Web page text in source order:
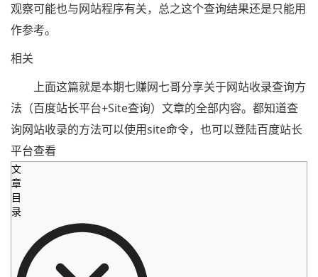
观察可能也与网站程序有关，总之这个查询结果还是只能用
作参考。
相关
上面这篇就是本期七赚网七哥分享关于网站收录查询方
法（百度站长平台+Site查询）文章的全部内容。都知道查
询网站收录的方法可以使用site命令，也可以登陆百度站长
平台查看
文
章
目
录